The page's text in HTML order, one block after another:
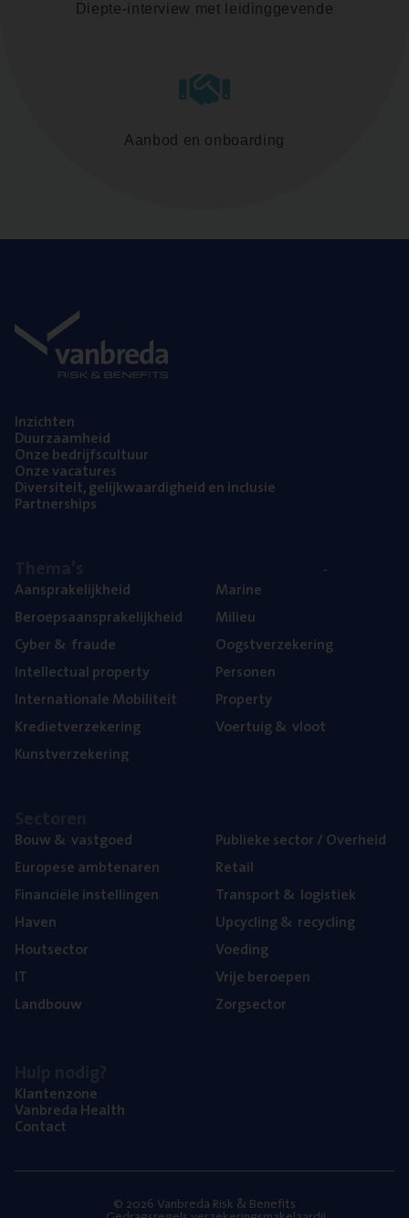
Diepte-interview met leidinggevende
Aanbod en onboarding
Inzich­ten
Duur­zaam­heid
Onze bedrijfs­cul­tuur
Onze vaca­tu­res
Diver­si­teit, gelijk­waar­dig­heid en inclusie
Part­ner­ships
Aan­spra­ke­lijk­heid
Beroeps­aan­spra­ke­lijk­heid
Cyber& fraude
Intel­lec­tu­al property
Inter­na­ti­o­na­le Mobiliteit
Kre­diet­ver­ze­ke­ring
Kunst­ver­ze­ke­ring
Mari­ne
Mili­eu
Oogst­ver­ze­ke­ring
Per­so­nen
Pro­per­ty
Voer­tuig& vloot
Bouw& vastgoed
Euro­pe­se ambtenaren
Finan­ci­ë­le instellingen
Haven
Hout­sec­tor
IT
Land­bouw
Publie­ke sec­tor / Overheid
Retail
Trans­port& logistiek
Upcy­cling& recycling
Voe­ding
Vrije beroe­pen
Zorg­sec­tor
Klan­ten­zo­ne
Van­b­re­da Health
Con­tact
© 2026 Vanbreda Risk & Benefits